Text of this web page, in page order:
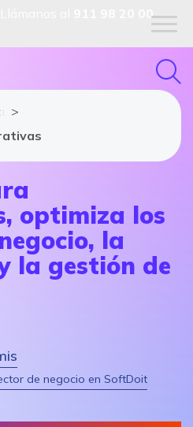
911 98 20 00
y módulos de Software
optimiza los
la
la gestión de
de negocio en SoftDoit